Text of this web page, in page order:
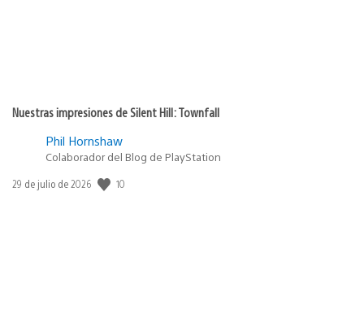
Nuestras impresiones de Silent Hill: Townfall
Phil Hornshaw
Colaborador del Blog de PlayStation
Fecha
29 de julio de 2026 10